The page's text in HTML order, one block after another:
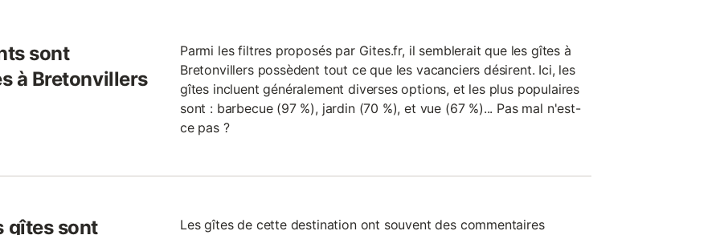
sont
à Bretonvillers
Parmi les filtres proposés par Gites.fr, il semblerait que les gîtes à
Bretonvillers possèdent tout ce que les vacanciers désirent. Ici, les
gîtes incluent généralement diverses options, et les plus populaires
sont : barbecue (97 %), jardin (70 %), et vue (67 %)... Pas mal n'est-
ce pas ?
gîtes sont
Les gîtes de cette destination ont souvent des commentaires